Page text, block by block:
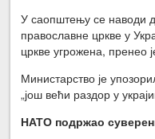
У саопштењу се наводи
православне цркве у
цркве угрожена, пренео
Министарство је
„још већи раздор у
НАТО подржао